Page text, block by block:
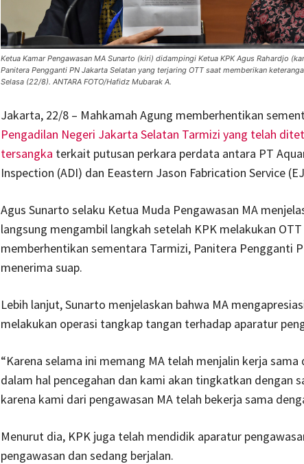
Ketua Kamar Pengawasan MA Sunarto (kiri) didampingi Ketua KPK Agus Rahardjo
Panitera Pengganti PN Jakarta Selatan yang terjaring OTT saat memberikan
Selasa (22/8). ANTARA FOTO/Hafidz Mubarak A.
Jakarta, 22/8 – Mahkamah Agung memberhentikan
Pengadilan Negeri Jakarta Selatan Tarmizi yang telah
tersangka terkait putusan perkara perdata antara PT
Inspection (ADI) dan Eeastern Jason Fabrication Service
Agus Sunarto selaku Ketua Muda Pengawasan MA
langsung mengambil langkah setelah KPK melakukan
memberhentikan sementara Tarmizi, Panitera Pengganti
menerima suap.
Lebih lanjut, Sunarto menjelaskan bahwa MA
melakukan operasi tangkap tangan terhadap aparatur
“Karena selama ini memang MA telah menjalin kerja
dalam hal pencegahan dan kami akan tingkatkan dengan
karena kami dari pengawasan MA telah bekerja sama
Menurut dia, KPK juga telah mendidik aparatur
pengawasan dan sedang berjalan.